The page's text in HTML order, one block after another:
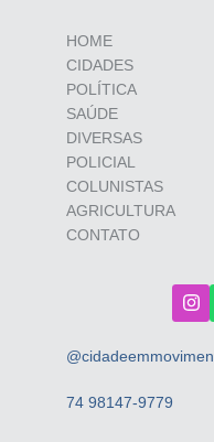
HOME
CIDADES
POLÍTICA
SAÚDE
DIVERSAS
POLICIAL
COLUNISTAS
AGRICULTURA
CONTATO
74 98147-9779